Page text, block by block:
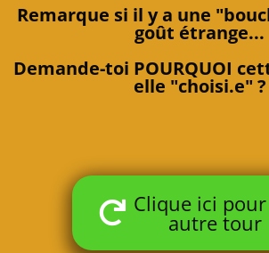
Remarque si il y a une
goût étrange...
Demande-toi POURQUOI
elle "choisi.e" ?
Clique ici
autre tour